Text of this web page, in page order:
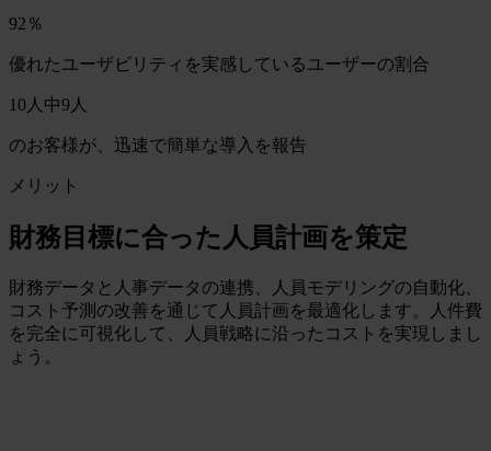
92％
優れたユーザビリティを実感しているユーザーの割合
10人中9人
のお客様が、迅速で簡単な導入を報告
メリット
財務目標に合った人員計画を策定
財務データと人事データの連携、人員モデリングの自動化、
コスト予測の改善を通じて人員計画を最適化します。人件費
を完全に可視化して、人員戦略に沿ったコストを実現しまし
ょう。